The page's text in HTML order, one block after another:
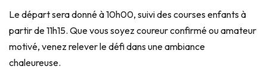
Le départ sera donné à 10h00, suivi des courses enfants à
partir de 11h15. Que vous soyez coureur confirmé ou amateur
motivé, venez relever le défi dans une ambiance
chaleureuse.